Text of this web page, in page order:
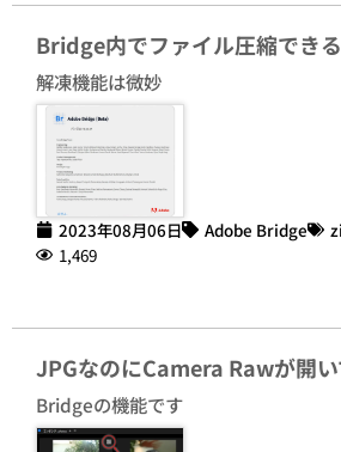
Bridge内でファイル圧縮できる
解凍機能は微妙
2023年08月06日 Adobe Bridge
1,469
JPGなのにCamera Rawが開い
Bridgeの機能です